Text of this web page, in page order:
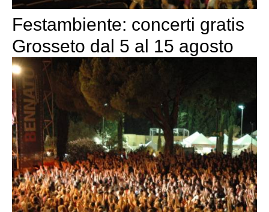
Festambiente: concerti gratis
Grosseto dal 5 al 15 agosto